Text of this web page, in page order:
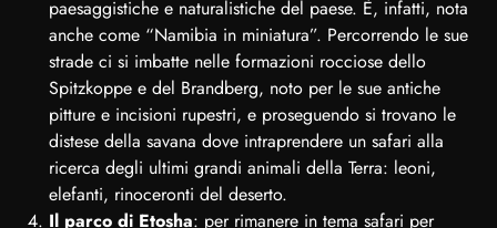
paesaggistiche e naturalistiche del paese. È, infatti, nota
anche come “Namibia in miniatura”. Percorrendo le sue
strade ci si imbatte nelle formazioni rocciose dello
Spitzkoppe e del Brandberg, noto per le sue antiche
pitture e incisioni rupestri, e proseguendo si trovano le
distese della savana dove intraprendere un safari alla
ricerca degli ultimi grandi animali della Terra: leoni,
elefanti, rinoceronti del deserto.
Il parco di Etosha: per rimanere in tema safari per